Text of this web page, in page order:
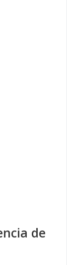
de